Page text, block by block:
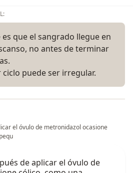
que el sangrado llegue en
no antes de terminar
puede ser irregular.
el óvulo de metronidazol ocasione
de aplicar el óvulo de